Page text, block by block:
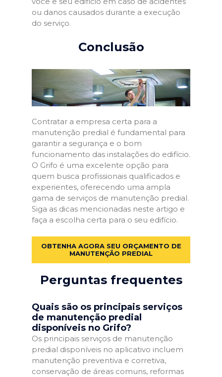
ou danos causados durante a execução
do serviço.
Conclusão
Contratar a empresa certa para a
manutenção predial é fundamental para
garantir a segurança e o bom
funcionamento das instalações do edifício.
O Grifo é uma excelente opção para
quem busca profissionais qualificados e
experientes, oferecendo uma ampla
gama de serviços de manutenção predial.
Siga as dicas mencionadas neste artigo e
faça a escolha certa para o seu edifício.
OBTENHA AGORA SEU ORÇAMENTO DE
MANUTENÇÃO PREDIAL
Perguntas frequentes
Quais são os principais serviços
de manutenção predial
disponíveis no Grifo?
Os principais serviços de manutenção
predial disponíveis no aplicativo incluem
manutenção preventiva e corretiva,
conservação de áreas comuns, reformas